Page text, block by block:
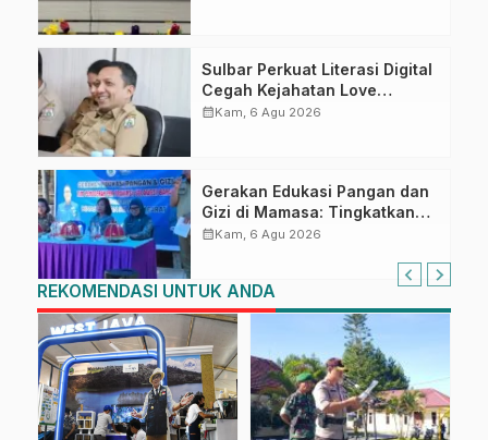
Sulbar Perkuat Literasi Digital
Cegah Kejahatan Love
Scamming
calendar_monthKam, 6 Agu 2026
Gerakan Edukasi Pangan dan
Gizi di Mamasa: Tingkatkan
Pengetahuan dan
calendar_monthKam, 6 Agu 2026
REKOMENDASI UNTUK ANDA